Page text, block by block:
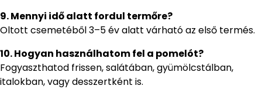
9. Mennyi idő alatt fordul termőre?
Oltott csemetéből 3–5 év alatt várható az első termés.
10. Hogyan használhatom fel a pomelót?
Fogyaszthatod frissen, salátában, gyümölcstálban,
italokban, vagy desszertként is.